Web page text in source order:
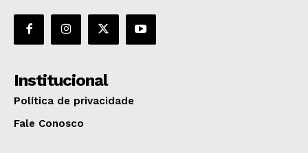
Institucional
Política de privacidade
Fale Conosco